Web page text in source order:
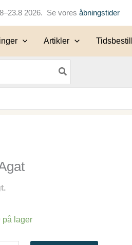
2026. Se vores åbningstider
Artikler
på lager